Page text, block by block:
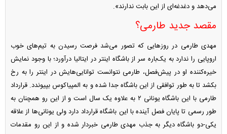
می‌دهد و دغدغه‌ای از این بابت ندارند».
مقصد جدید طارمی؟
مهدی طارمی در روز‌هایی که تصور می‌شد فرصت رسیدن به تیم‌های خوب
اروپایی را ندارد به یک‌باره سر از باشگاه اینتر در ایتالیا درآورد؛ با وجود نمایش
خیره‌کننده او در پیش‌فصل، طارمی نتوانست توانایی‌هایش در اینتر را به رخ
بکشد تا به طور توافقی از این باشگاه جدا شده و به المپیاکوس بپیوندد. قرارداد
طارمی با این باشگاه یونانی ۲ به علاوه یک سال است و از این رو همچنان به
طور رسمی تا پایان فصل آینده با این باشگاه قرارداد دارد ولی یونانی‌ها از علاقه
یکی-دو باشگاه دیگر به جذب مهدی طارمی خبردار شده و از این رو مقدمات